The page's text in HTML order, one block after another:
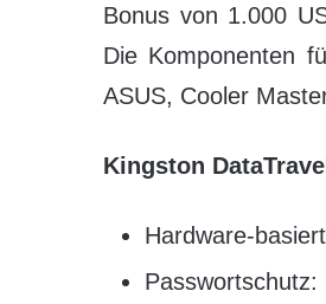
Bonus von 1.000
Die Komponenten
ASUS, Cooler
Kingston
Hardware-